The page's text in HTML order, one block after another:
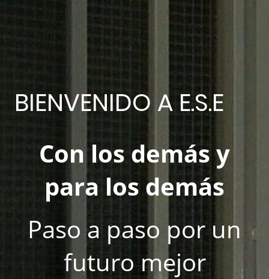
BIENVENIDO A E.S.E
Con los demás y
para los demás
Paso a paso por un
futuro mejor